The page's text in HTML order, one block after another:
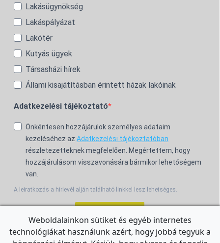
Lakásügynökség
Lakáspályázat
Lakótér
Kutyás ügyek
Társasházi hírek
Állami kisajátításban érintett házak lakóinak
Adatkezelési tájékoztató
Önkéntesen hozzájárulok személyes adataim
kezeléséhez az Adatkezelési tájékoztatóban
részletezetteknek megfelelően. Megértettem, hogy
hozzájárulásom visszavonására bármikor lehetőségem
van.
A leiratkozás a hírlevél alján található linkkel lesz lehetséges.
For the English Newsletter, clickHERE.
Weboldalainkon sütiket és egyéb internetes
technológiákat használunk azért, hogy jobbá tegyük a